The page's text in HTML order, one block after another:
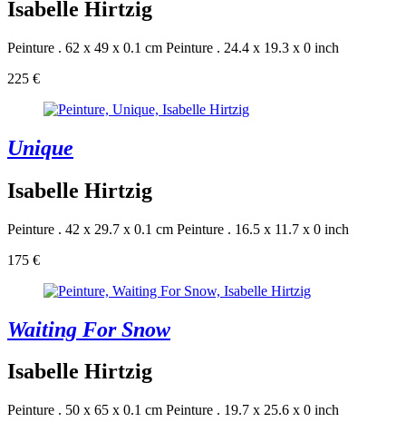
Isabelle Hirtzig
Peinture . 62 x 49 x 0.1 cm Peinture . 24.4 x 19.3 x 0 inch
225 €
Unique
Isabelle Hirtzig
Peinture . 42 x 29.7 x 0.1 cm Peinture . 16.5 x 11.7 x 0 inch
175 €
Waiting For Snow
Isabelle Hirtzig
Peinture . 50 x 65 x 0.1 cm Peinture . 19.7 x 25.6 x 0 inch